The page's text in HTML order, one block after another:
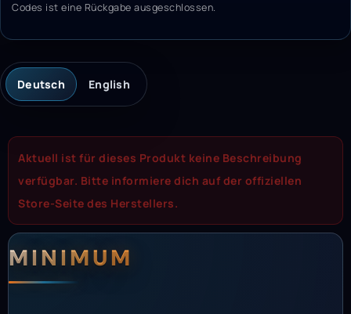
Codes ist eine Rückgabe ausgeschlossen.
Deutsch English
Aktuell ist für dieses Produkt keine Beschreibung
verfügbar. Bitte informiere dich auf der offiziellen
Store-Seite des Herstellers.
MINIMUM